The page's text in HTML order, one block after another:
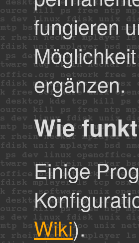
fungieren
ergänzen.
Wie
Einige
Wiki).